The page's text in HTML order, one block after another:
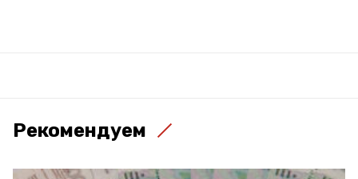
Рекомендуем